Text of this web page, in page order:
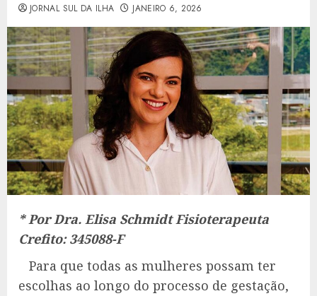
JORNAL SUL DA ILHA JANEIRO 6, 2026
* Por Dra. Elisa Schmidt Fisioterapeuta
Crefito: 345088-F
Para que todas as mulheres possam ter
escolhas ao longo do processo de gestação,